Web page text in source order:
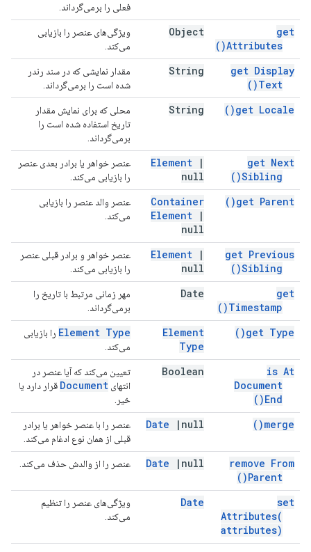
فعلی را برمی‌گرداند.
get
Attributes(
)
Object
ویژگی‌های عنصر را بازیابی
می‌کند.
get Display
Text(
)
String
مقدار نمایشی که در سند رندر
شده است را برمی‌گرداند.
get Locale(
)
String
محلی که برای نمایش مقدار
تاریخ استفاده شده است را
برمی‌گرداند.
get Next
Sibling(
)
Element
|
null
عنصر خواهر یا برادر بعدی عنصر
را بازیابی می‌کند.
get Parent(
)
Container
Element
|
null
عنصر والد عنصر را بازیابی
می‌کند.
get Previous
Sibling(
)
Element
|
null
عنصر خواهر و برادر قبلی عنصر
را بازیابی می‌کند.
get
Timestamp(
)
Date
مهر زمانی مرتبط با تاریخ را
برمی‌گرداند.
get Type(
)
Element
Type
Element Type را بازیابی
می‌کند.
is At
Document
End(
)
Boolean
تعیین می‌کند که آیا عنصر در
انتهای Document قرار دارد یا
خیر.
merge(
)
Date | null
عنصر را با عنصر خواهر یا برادر
قبلی از همان نوع ادغام می‌کند.
remove From
Parent(
)
Date | null عنصر را از والدش حذف می‌کند.
set
Attributes(
attributes)
Date
ویژگی‌های عنصر را تنظیم
می‌کند.